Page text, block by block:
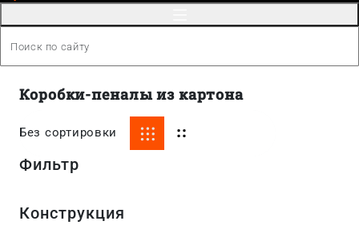
Коробки-пеналы из картона
Без сортировки
Фильтр
Конструкция